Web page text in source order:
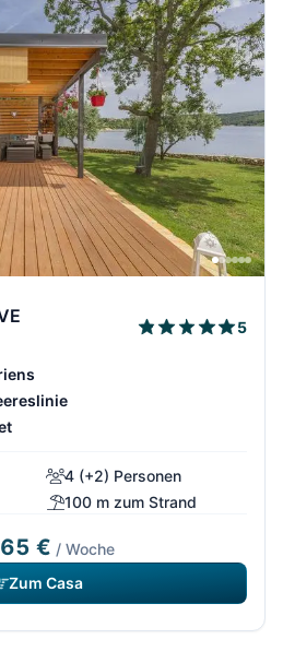
5
4 (+2) Personen
100 m zum Strand
€ / Woche
Zum Casa